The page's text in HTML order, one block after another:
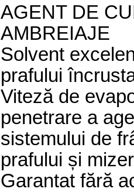
AGENT DE
AMBREIAJE
Solvent
prafului
Viteză de
penetrare a
sistemului de
prafului și
Garantat fără